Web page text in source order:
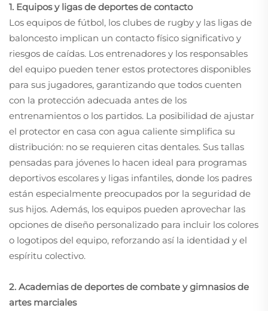
1. Equipos y ligas de deportes de contacto
Los equipos de fútbol, los clubes de rugby y las ligas de
baloncesto implican un contacto físico significativo y
riesgos de caídas. Los entrenadores y los responsables
del equipo pueden tener estos protectores disponibles
para sus jugadores, garantizando que todos cuenten
con la protección adecuada antes de los
entrenamientos o los partidos. La posibilidad de ajustar
el protector en casa con agua caliente simplifica su
distribución: no se requieren citas dentales. Sus tallas
pensadas para jóvenes lo hacen ideal para programas
deportivos escolares y ligas infantiles, donde los padres
están especialmente preocupados por la seguridad de
sus hijos. Además, los equipos pueden aprovechar las
opciones de diseño personalizado para incluir los colores
o logotipos del equipo, reforzando así la identidad y el
espíritu colectivo.
2. Academias de deportes de combate y gimnasios de
artes marciales